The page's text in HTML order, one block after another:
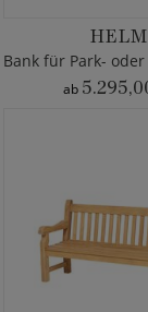
ab